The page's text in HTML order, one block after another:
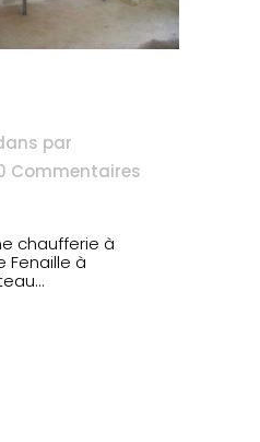
par
Commentaires
chaufferie à
Fenaille à